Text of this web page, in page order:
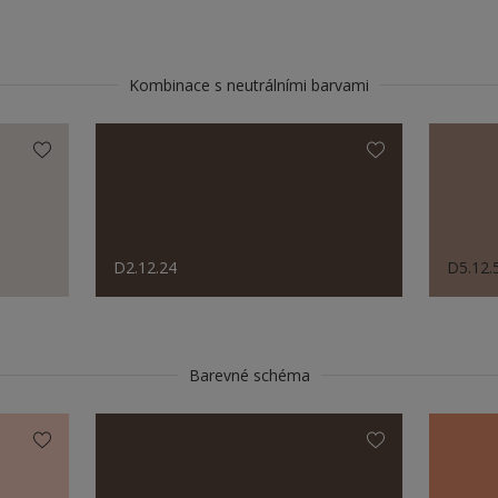
Kombinace s neutrálními barvami
D2.12.24
Barevné schéma